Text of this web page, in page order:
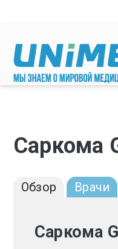
Саркома
Обзор Врачи
Саркома